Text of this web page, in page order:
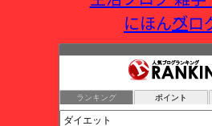
にほんブロ
ランキング ポイント